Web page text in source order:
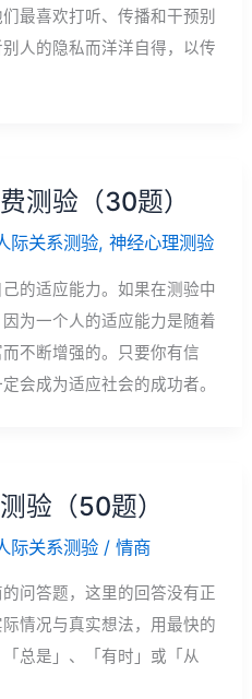
最喜欢打听、传播和干预别
人的隐私而洋洋自得，以传
测验（30题）
际关系测验,神经心理测验
的适应能力。如果在测验中
为一个人的适应能力是随着
不断增强的。只要你有信
会成为适应社会的成功者。
验（50题）
际关系测验 /情商
问答题，这里的回答没有正
情况与真实想法，用最快的
总是」、「有时」或「从